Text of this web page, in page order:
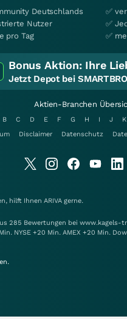
Deutschlands
Nutzer
pro Tag
✅
✅
✅
Bonus Aktion: Ihre
Jetzt Depot bei
Aktien-Branchen
B C D E F G H I J K
Disclaimer Datenschutz
hilft Ihnen ARIVA gerne.
285 Bewertungen bei www.kagels-
NYSE +20 Min. AMEX +20 Min.